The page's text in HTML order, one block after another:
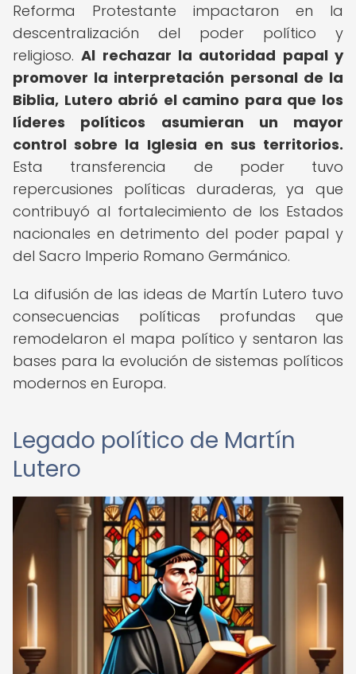
Reforma Protestante impactaron en la
descentralización del poder político y
religioso.Al rechazar la autoridad papal y
promover la interpretación personal de la
Biblia, Lutero abrió el camino para que los
líderes políticos asumieran un mayor
control sobre la Iglesia en sus territorios.
Esta transferencia de poder tuvo
repercusiones políticas duraderas, ya que
contribuyó al fortalecimiento de los Estados
nacionales en detrimento del poder papal y
del Sacro Imperio Romano Germánico.
La difusión de las ideas de Martín Lutero tuvo
consecuencias políticas profundas que
remodelaron el mapa político y sentaron las
bases para la evolución de sistemas políticos
modernos en Europa.
Legado político de Martín
Lutero